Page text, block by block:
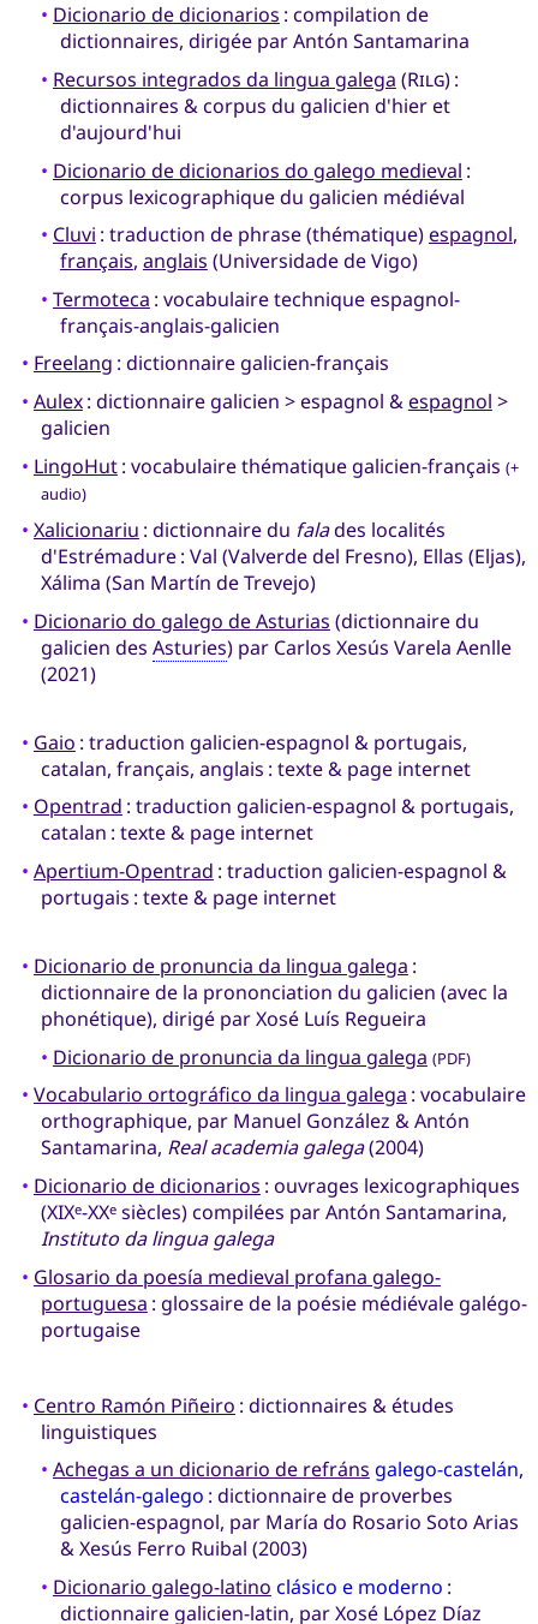
• Dicionario de dicionarios : compilation de
dictionnaires, dirigée par Antón Santamarina
• Recursos integrados da lingua galega (Rilg) :
dictionnaires & corpus du galicien d'hier et
d'aujourd'hui
• Dicionario de dicionarios do galego medieval :
corpus lexicographique du galicien médiéval
• Cluvi : traduction de phrase (thématique)espagnol,
français, anglais (Universidade de Vigo)
• Termoteca : vocabulaire technique espagnol-
français-anglais-galicien
• Freelang : dictionnaire galicien-français
• Aulex: dictionnaire galicien > espagnol &espagnol >
galicien
• LingoHut: vocabulaire thématique galicien-français (+
audio)
• Xalicionariu : dictionnaire du falades localités
d'Estrémadure : Val (Valverde del Fresno), Ellas (Eljas),
Xálima (San Martín de Trevejo)
• Dicionario do galego de Asturias (dictionnaire du
galicien des Asturies) par Carlos Xesús Varela Aenlle
(2021)
• Gaio : traduction galicien-espagnol & portugais,
catalan, français, anglais : texte & page internet
• Opentrad : traduction galicien-espagnol & portugais,
catalan : texte & page internet
• Apertium-Opentrad : traduction galicien-espagnol &
portugais : texte & page internet
• Dicionario de pronuncia da lingua galega :
dictionnaire de la prononciation du galicien (avec la
phonétique), dirigé par Xosé Luís Regueira
• Dicionario de pronuncia da lingua galega (PDF)
• Vocabulario ortográfico da lingua galega : vocabulaire
orthographique, par Manuel González & Antón
Santamarina, Real academia galega(2004)
• Dicionario de dicionarios : ouvrages lexicographiques
(XIXe-XXesiècles) compilées par Antón Santamarina,
Instituto da lingua galega
• Glosario da poesía medieval profana galego-
portuguesa : glossaire de la poésie médiévale galégo-
portugaise
• Centro Ramón Piñeiro : dictionnaires & études
linguistiques
• Achegas a un dicionario de refráns galego-castelán,
castelán-galego : dictionnaire de proverbes
galicien-espagnol, par María do Rosario Soto Arias
& Xesús Ferro Ruibal (2003)
• Dicionario galego-latino clásico e moderno :
dictionnaire galicien-latin, par Xosé López Díaz